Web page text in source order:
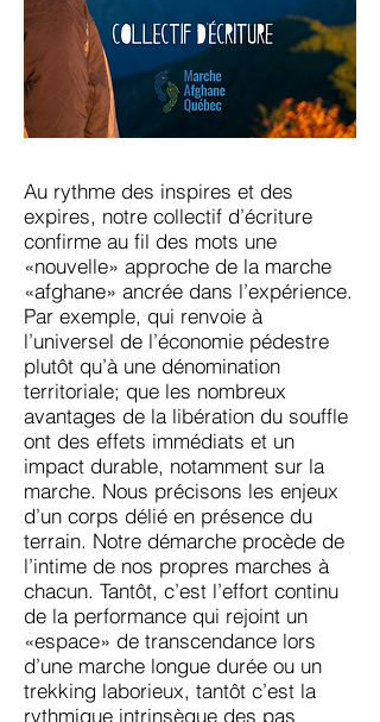
Au rythme des inspires et des
expires, notre collectif d’écriture
confirme au fil des mots une
«nouvelle» approche de la marche
«afghane» ancrée dans l’expérience.
Par exemple, qui renvoie à
l’universel de l’économie pédestre
plutôt qu’à une dénomination
territoriale; que les nombreux
avantages de la libération du souffle
ont des effets immédiats et un
impact durable, notamment sur la
marche. Nous précisons les enjeux
d’un corps délié en présence du
terrain. Notre démarche procède de
l’intime de nos propres marches à
chacun. Tantôt, c’est l’effort continu
de la performance qui rejoint un
«espace» de transcendance lors
d’une marche longue durée ou un
trekking laborieux, tantôt c’est la
rythmique intrinsèque des pas